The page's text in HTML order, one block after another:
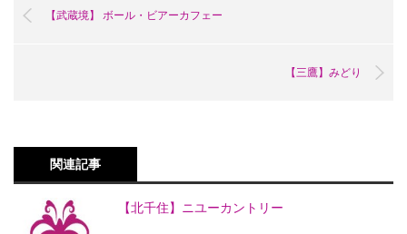
【武蔵境】 ボール・ビアーカフェー
【三鷹】みどり
関連記事
【北千住】ニユーカントリー